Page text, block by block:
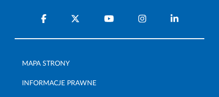
MAPA STRONY
INFORMACJE PRAWNE